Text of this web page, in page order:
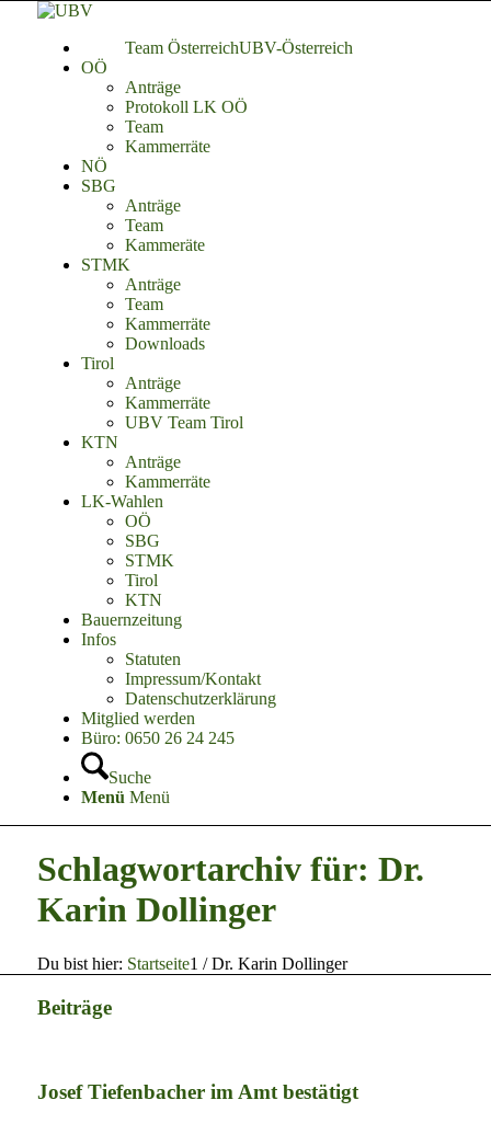
UBV-Österreich
Team Österreich
OÖ
Anträge
Protokoll LK OÖ
Team
Kammerräte
NÖ
SBG
Anträge
Team
Kammeräte
STMK
Anträge
Team
Kammerräte
Downloads
Tirol
Anträge
Kammerräte
UBV Team Tirol
KTN
Anträge
Kammerräte
LK-Wahlen
OÖ
SBG
STMK
Tirol
KTN
Bauernzeitung
Infos
Statuten
Impressum/Kontakt
Datenschutzerklärung
Mitglied werden
Büro: 0650 26 24 245
Suche
Menü Menü
Schlagwortarchiv für: Dr.
Karin Dollinger
Du bist hier: Startseite1 / Dr. Karin Dollinger
Beiträge
Josef Tiefenbacher im Amt bestätigt